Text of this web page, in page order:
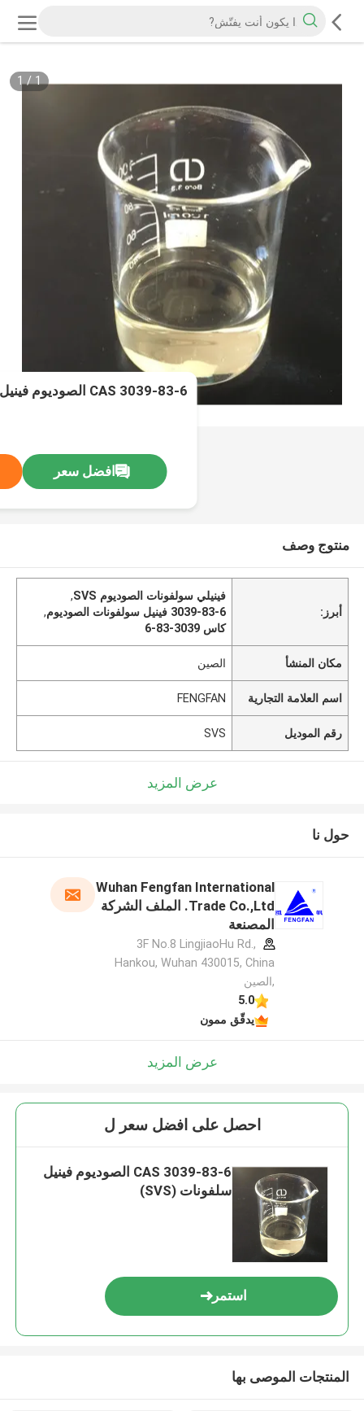
1
/
1
CAS 3039-83-6 الصوديوم فينيل سلفونات (SVS)
افضل سعر
منتوج وصف
أبرز:
فينيلي سولفونات الصوديوم SVS
,
3039-83-6 فينيل سولفونات الصوديوم
,
كاس 3039-83-6
مكان المنشأ الصين
اسم العلامة التجارية FENGFAN
رقم الموديل SVS
عرض المزيد
حول نا
Wuhan Fengfan International
Trade Co.,Ltd. الملف الشركة
المصنعة
3F No.8 LingjiaoHu Rd.,
Hankou, Wuhan 430015, China
,الصين
5.0
يدقّق ممون
عرض المزيد
احصل على افضل سعر ل
CAS 3039-83-6 الصوديوم فينيل
سلفونات (SVS)
استمر
المنتجات الموصى بها